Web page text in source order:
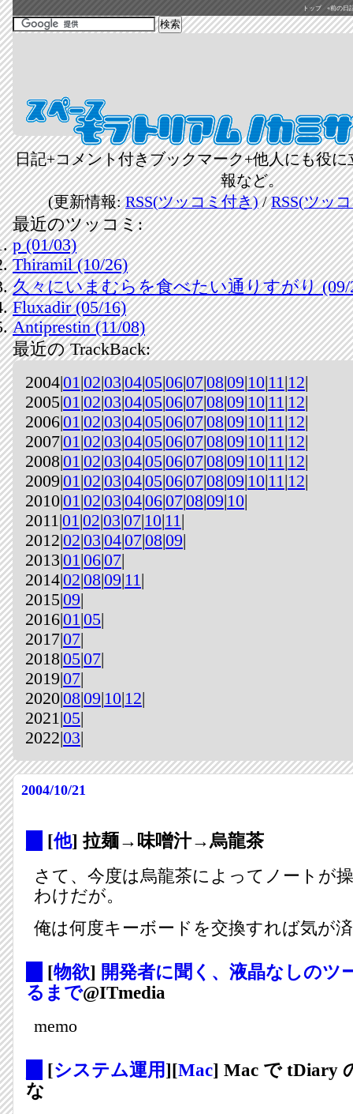
トップ «前の日
日記+コメント付きブックマーク+他人にも役
報など。
(更新情報:RSS(ツッコミ付き)/RSS(ツッ
最近のツッコミ:
p (01/03)
Thiramil (10/26)
久々にいまむらを食べたい通りすがり (09/
Fluxadir (05/16)
Antiprestin (11/08)
最近の TrackBack:
2004|01|02|03|04|05|06|07|08|09|10|11|12|
2005|01|02|03|04|05|06|07|08|09|10|11|12|
2006|01|02|03|04|05|06|07|08|09|10|11|12|
2007|01|02|03|04|05|06|07|08|09|10|11|12|
2008|01|02|03|04|05|06|07|08|09|10|11|12|
2009|01|02|03|04|05|06|07|08|09|10|11|12|
2010|01|02|03|04|06|07|08|09|10|
2011|01|02|03|07|10|11|
2012|02|03|04|07|08|09|
2013|01|06|07|
2014|02|08|09|11|
2015|09|
2016|01|05|
2017|07|
2018|05|07|
2019|07|
2020|08|09|10|12|
2021|05|
2022|03|
2004/10/21
[他] 拉麺→味噌汁→烏龍茶
さて、今度は烏龍茶によってノートが
わけだが。
俺は何度キーボードを交換すれば気が
[物欲] 開発者に聞く、液晶なしのツ
るまで@ITmedia
memo
[システム運用][Mac] Mac で tDiary
な